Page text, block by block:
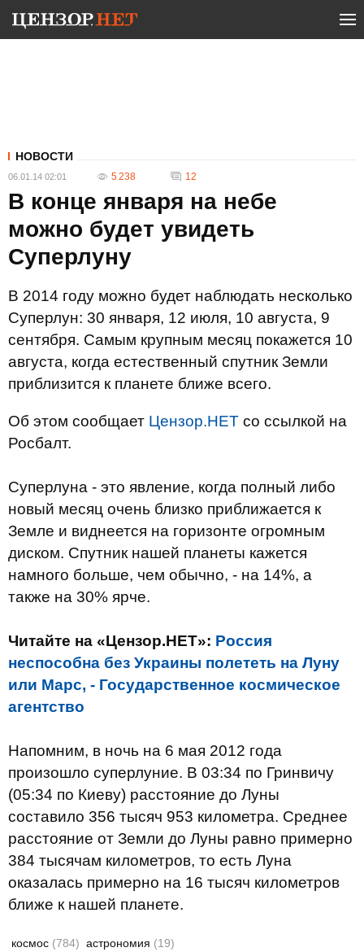
НОВОСТИ
06.01.14 02:01 5 238 12
В конце января на небе
можно будет увидеть
Суперлуну
В 2014 году можно будет наблюдать несколько
Суперлун: 30 января, 12 июля, 10 августа, 9
сентября. Самым крупным месяц покажется 10
августа, когда естественный спутник Земли
приблизится к планете ближе всего.
Об этом сообщает Цензор.НЕТ со ссылкой на
Росбалт.
Суперлуна - это явление, когда полный либо
новый месяц очень близко приближается к
Земле и виднеется на горизонте огромным
диском. Спутник нашей планеты кажется
намного больше, чем обычно, - на 14%, а
также на 30% ярче.
Читайте на «Цензор.НЕТ»: Россия
неспособна без Украины полететь на Луну
или Марс, - Государственное космическое
агентство
Напомним, в ночь на 6 мая 2012 года
произошло суперлуние. В 03:34 по Гринвичу
(05:34 по Киеву) расстояние до Луны
составило 356 тысяч 953 километра. Среднее
расстояние от Земли до Луны равно примерно
384 тысячам километров, то есть Луна
оказалась примерно на 16 тысяч километров
ближе к нашей планете.
космос (784) астрономия (19)